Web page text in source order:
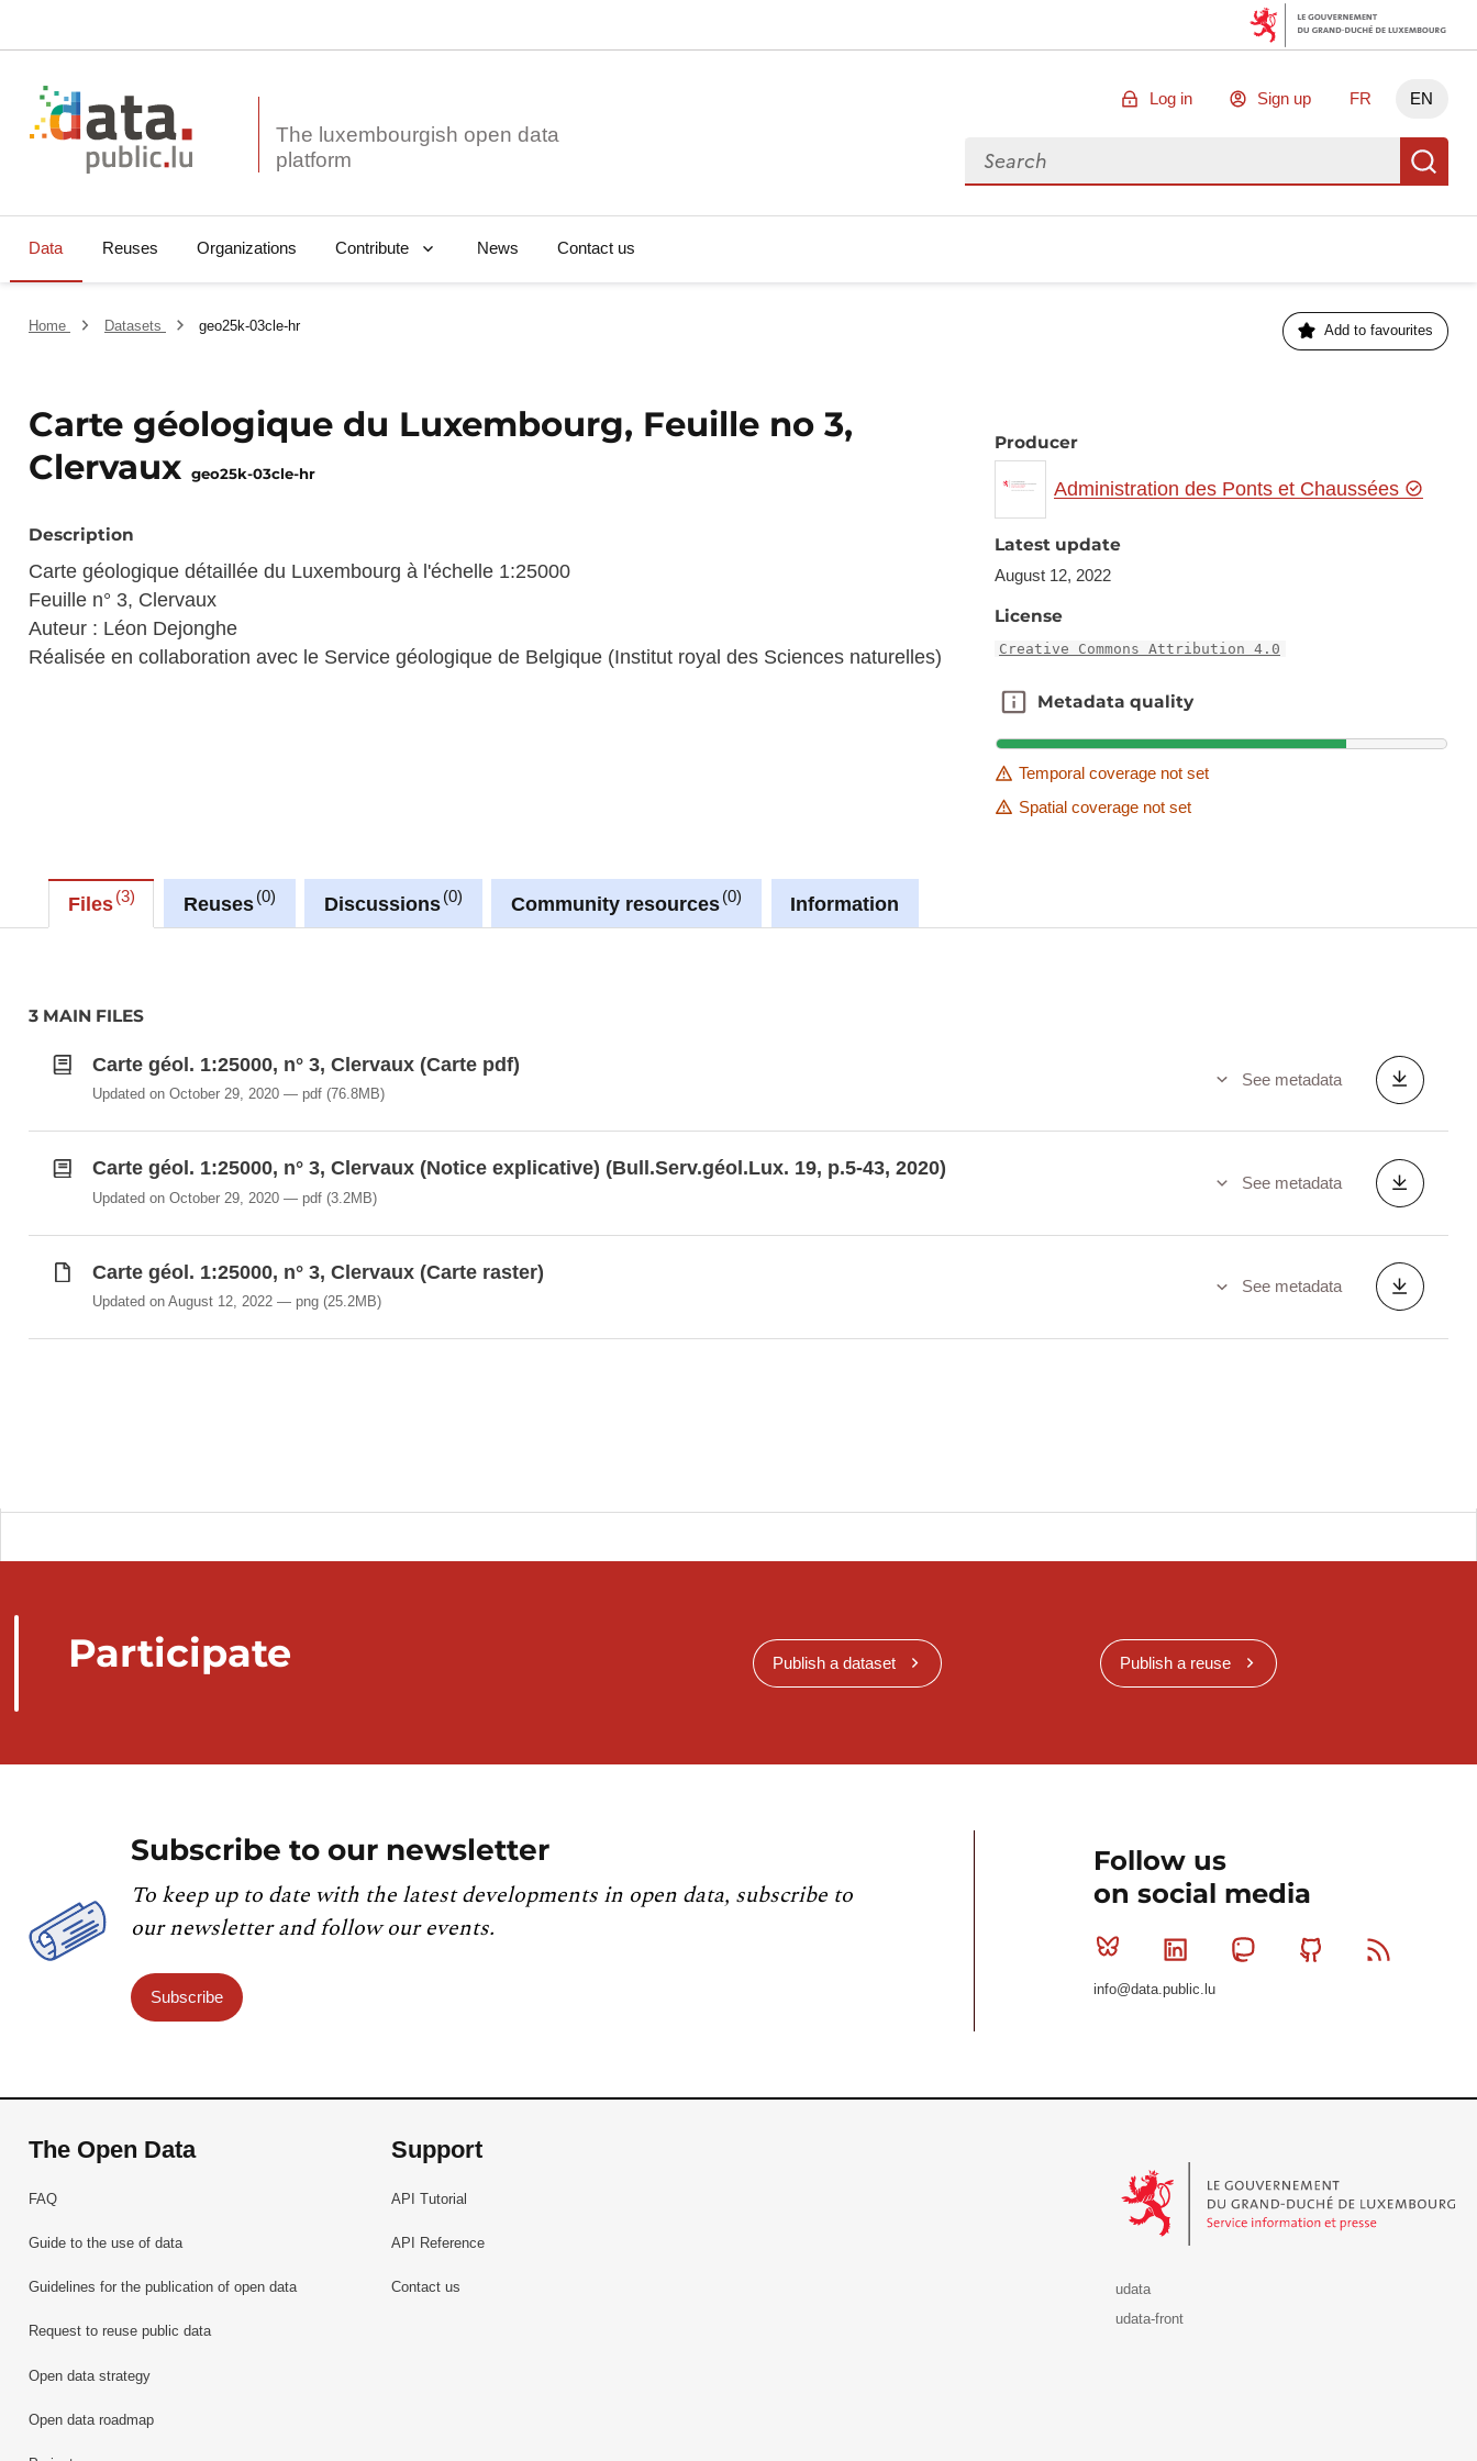
The luxembourgish open data
Log in Sign up FR EN
Search for data
Data Reuses Organizations Contribute News Contact us
Home Datasets geo25k-03cle-hr Add to favourites
Carte géologique du Luxembourg, Feuille no 3,
Clervauxgeo25k-03cle-hr
Description
Carte géologique détaillée du Luxembourg à l'échelle 1:25000
Feuille n° 3, Clervaux
Auteur : Léon Dejonghe
Réalisée en collaboration avec le Service géologique de Belgique (Institut royal des Sciences naturelles)
Producer
Administration des Ponts et Chaussées
Latest update
August 12, 2022
License
Creative Commons Attribution 4.0
Metadata quality
Metadata quality
Temporal coverage not set
Spatial coverage not set
Files 3 Reuses 0 Discussions 0 Community resources 0 Information
3 MAIN FILES
Carte géol. 1:25000, n° 3, Clervaux (Carte pdf)
Updated on October 29, 2020 pdf(76.8MB)
See metadata
Carte géol. 1:25000, n° 3, Clervaux (Notice explicative) (Bull.Serv.géol.Lux. 19, p.5-43, 2020)
Updated on October 29, 2020 pdf(3.2MB)
See metadata
Carte géol. 1:25000, n° 3, Clervaux (Carte raster)
Updated on August 12, 2022 png(25.2MB)
See metadata
Participate Publish a dataset Publish a reuse
Subscribe to our newsletter
To keep up to date with the latest developments in open data, subscribe to
our newsletter and follow our events.
Subscribe
Follow us
on social media
Bluesky Linkedin MastodonGithub
info@data.public.lu
The Open Data
FAQ
Guide to the use of data
Guidelines for the publication of open data
Request to reuse public data
Open data strategy
Open data roadmap
Support
API Tutorial
API Reference
Contact us
udata
udata-front